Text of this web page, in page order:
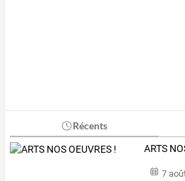
Récents
ARTS
7